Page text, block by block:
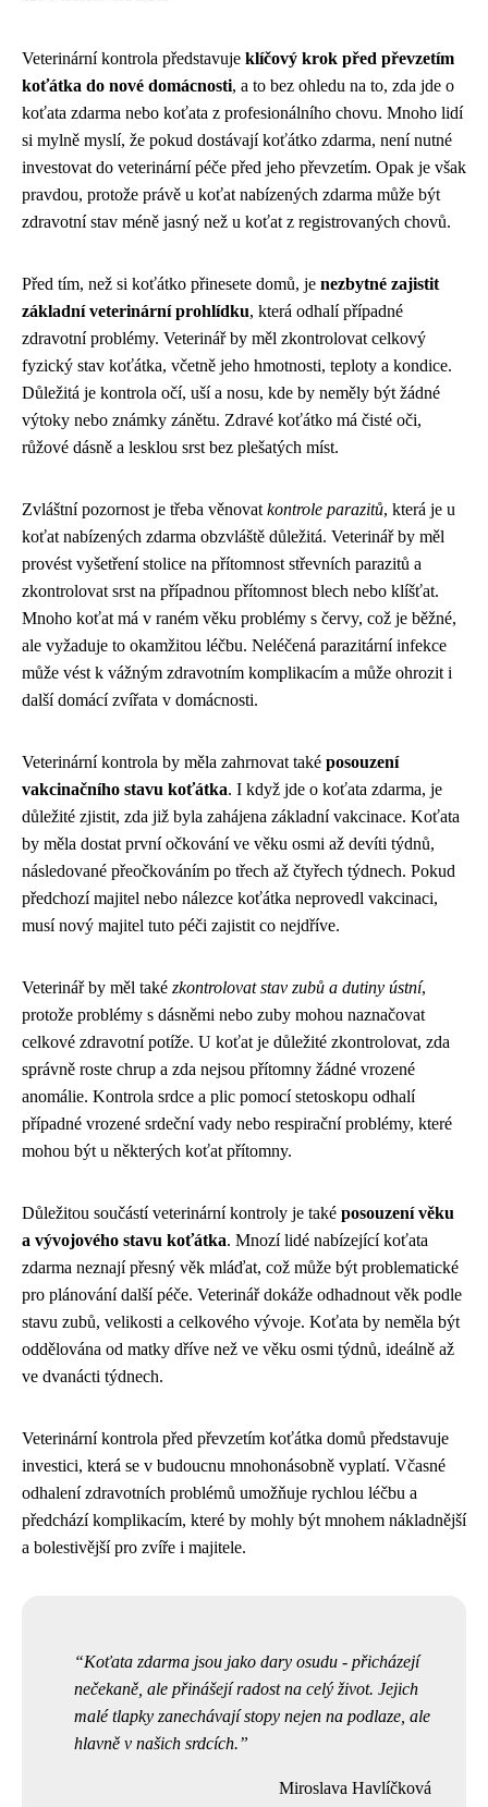
Veterinární kontrola představuje klíčový krok před převzetím
koťátka do nové domácnosti, a to bez ohledu na to, zda jde o
koťata zdarma nebo koťata z profesionálního chovu. Mnoho lidí
si mylně myslí, že pokud dostávají koťátko zdarma, není nutné
investovat do veterinární péče před jeho převzetím. Opak je však
pravdou, protože právě u koťat nabízených zdarma může být
zdravotní stav méně jasný než u koťat z registrovaných chovů.
Před tím, než si koťátko přinesete domů, je nezbytné zajistit
základní veterinární prohlídku, která odhalí případné
zdravotní problémy. Veterinář by měl zkontrolovat celkový
fyzický stav koťátka, včetně jeho hmotnosti, teploty a kondice.
Důležitá je kontrola očí, uší a nosu, kde by neměly být žádné
výtoky nebo známky zánětu. Zdravé koťátko má čisté oči,
růžové dásně a lesklou srst bez plešatých míst.
Zvláštní pozornost je třeba věnovat kontrole parazitů, která je u
koťat nabízených zdarma obzvláště důležitá. Veterinář by měl
provést vyšetření stolice na přítomnost střevních parazitů a
zkontrolovat srst na případnou přítomnost blech nebo klíšťat.
Mnoho koťat má v raném věku problémy s červy, což je běžné,
ale vyžaduje to okamžitou léčbu. Neléčená parazitární infekce
může vést k vážným zdravotním komplikacím a může ohrozit i
další domácí zvířata v domácnosti.
Veterinární kontrola by měla zahrnovat také posouzení
vakcinačního stavu koťátka. I když jde o koťata zdarma, je
důležité zjistit, zda již byla zahájena základní vakcinace. Koťata
by měla dostat první očkování ve věku osmi až devíti týdnů,
následované přeočkováním po třech až čtyřech týdnech. Pokud
předchozí majitel nebo nálezce koťátka neprovedl vakcinaci,
musí nový majitel tuto péči zajistit co nejdříve.
Veterinář by měl také zkontrolovat stav zubů a dutiny ústní,
protože problémy s dásněmi nebo zuby mohou naznačovat
celkové zdravotní potíže. U koťat je důležité zkontrolovat, zda
správně roste chrup a zda nejsou přítomny žádné vrozené
anomálie. Kontrola srdce a plic pomocí stetoskopu odhalí
případné vrozené srdeční vady nebo respirační problémy, které
mohou být u některých koťat přítomny.
Důležitou součástí veterinární kontroly je také posouzení věku
a vývojového stavu koťátka. Mnozí lidé nabízející koťata
zdarma neznají přesný věk mláďat, což může být problematické
pro plánování další péče. Veterinář dokáže odhadnout věk podle
stavu zubů, velikosti a celkového vývoje. Koťata by neměla být
oddělována od matky dříve než ve věku osmi týdnů, ideálně až
ve dvanácti týdnech.
Veterinární kontrola před převzetím koťátka domů představuje
investici, která se v budoucnu mnohonásobně vyplatí. Včasné
odhalení zdravotních problémů umožňuje rychlou léčbu a
předchází komplikacím, které by mohly být mnohem nákladnější
a bolestivější pro zvíře i majitele.
Koťata zdarma jsou jako dary osudu - přicházejí
nečekaně, ale přinášejí radost na celý život. Jejich
malé tlapky zanechávají stopy nejen na podlaze, ale
hlavně v našich srdcích.
Miroslava Havlíčková